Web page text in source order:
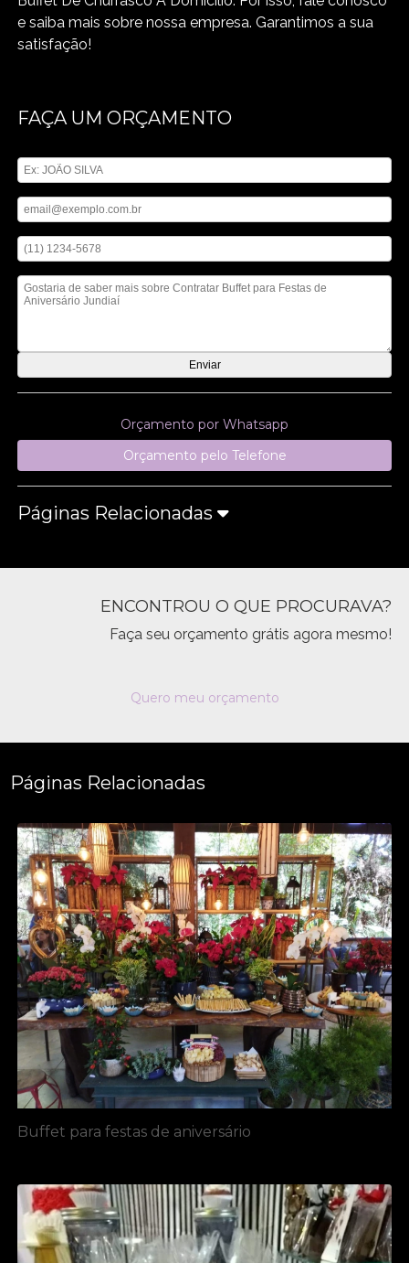
e saiba mais sobre nossa empresa. Garantimos a sua
satisfação!
FAÇA UM ORÇAMENTO
Orçamento por Whatsapp
Orçamento pelo Telefone
Páginas Relacionadas
ENCONTROU O QUE PROCURAVA?
Faça seu orçamento grátis agora mesmo!
Quero meu orçamento
Páginas Relacionadas
Buffet para festas de aniversário